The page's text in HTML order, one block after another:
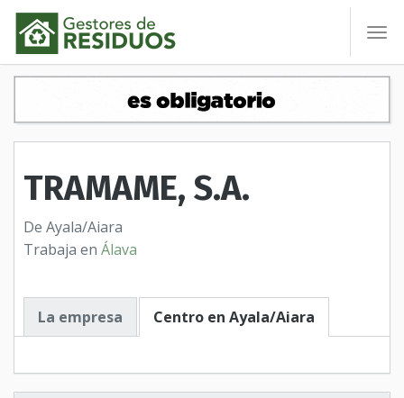
TRAMAME, S.A.
De Ayala/Aiara
Trabaja en Álava
La empresa Centro en Ayala/Aiara